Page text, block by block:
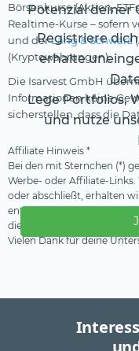
Potenzial deiner
Registriere
erhalte
Lege Portfolios,
und nutze
Börsenkurse (Aktien,
Realtime-Kurse – sofern
und derLang & Schwarz
(Kryptowährungen).
Die Isarvest GmbH
Informationen keine
sicherstellen, dass die
Affiliate Hinweis *
Bei den mit Sternchen (*)
Werbe- oder Affiliate-
oder abschließt, erhalten
entstehen dadurch keine
diese Einnahmen, um
Vielen Dank für deine